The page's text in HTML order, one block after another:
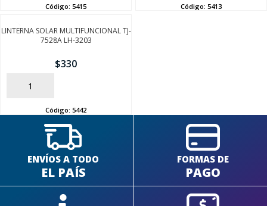
Código: 5415 Código: 5413
LINTERNA SOLAR MULTIFUNCIONAL TJ-
7528A LH-3203
$330
AÑADIR
Código: 5442
ENVÍOS A TODO
EL PAÍS
FORMAS DE
PAGO
SEGUÍ COMPRANDO